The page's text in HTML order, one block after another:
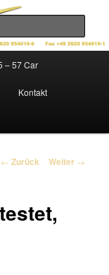
– 57 Car
Kontakt
Beitrags-
← Zurück Weiter →